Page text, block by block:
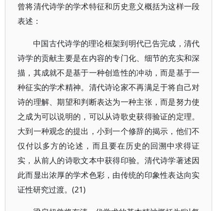
曾将清代诗学的学术特征和历史意义概括为这样一段
表述：
中国古代诗学的理论框架到明代已告完成，清代
诗学的贡献主要是在内容的专门化、细节的充实和深
描，其成就不是基于一种创造性的冲动，而是基于一
种征实的学术精神。清代诗论家不再满足于将自己对
诗的理解、期望和判断表达为一种主张，而是努力使
之成为可以说明的，可以从诗歌史获得验证的定理。
大到一种观念的提出，小到一个修辞的揭示，他们不
仅付以多方的论述，而且要在历史的回溯中求得证
实，从前人的诗歌文本中获得印验。清代诗学著述因
此而显出浓厚的学术色彩，由传统的印象性表达向实
证性研究过渡。(21)